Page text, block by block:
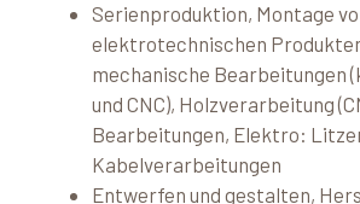
Serienproduktion, Montage
elektrotechnischen
mechanische Bearbeitungen
und CNC), Holzverarbeitung
Bearbeitungen, Elektro:
Kabelverarbeitungen
Entwerfen und gestalten,